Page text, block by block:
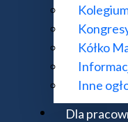
Kółko
Inne
Dla